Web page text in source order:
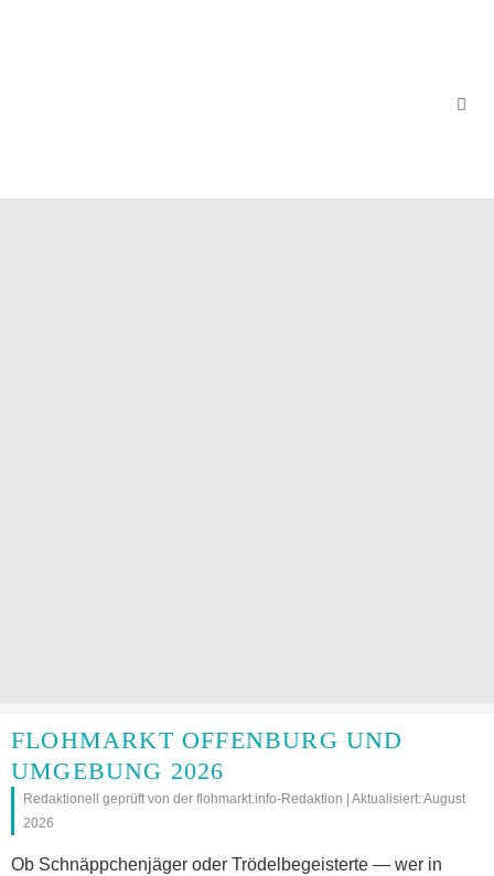
FLOHMARKT OFFENBURG UND
UMGEBUNG 2026
Redaktionell geprüft von der flohmarkt.info-Redaktion | Aktualisiert: August
2026
Ob Schnäppchenjäger oder Trödelbegeisterte — wer in